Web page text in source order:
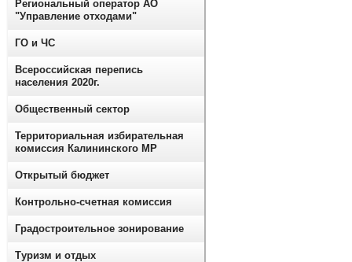
Региональный оператор АО
"Управление отходами"
ГО и ЧС
Всероссийская перепись
населения 2020г.
Общественный сектор
Территориальная избирательная
комиссия Калининского МР
Открытый бюджет
Контрольно-счетная комиссия
Градостроительное зонирование
Туризм и отдых